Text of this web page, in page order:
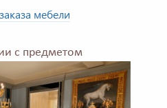
мебели
с предметом